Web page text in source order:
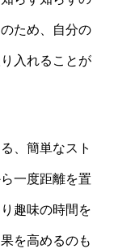
ため、自分の
入れることが
、簡単なスト
一度距離を置
趣味の時間を
を高めるのも